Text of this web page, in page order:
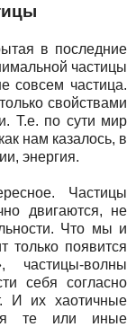
в последние
частицы
совсем частица.
свойствами
Т.е. по сути мир
нам казалось, в
энергия.
Частицы
двигаются, не
Что мы и
появится
частицы-волны
себя согласно
И их хаотичные
те или иные